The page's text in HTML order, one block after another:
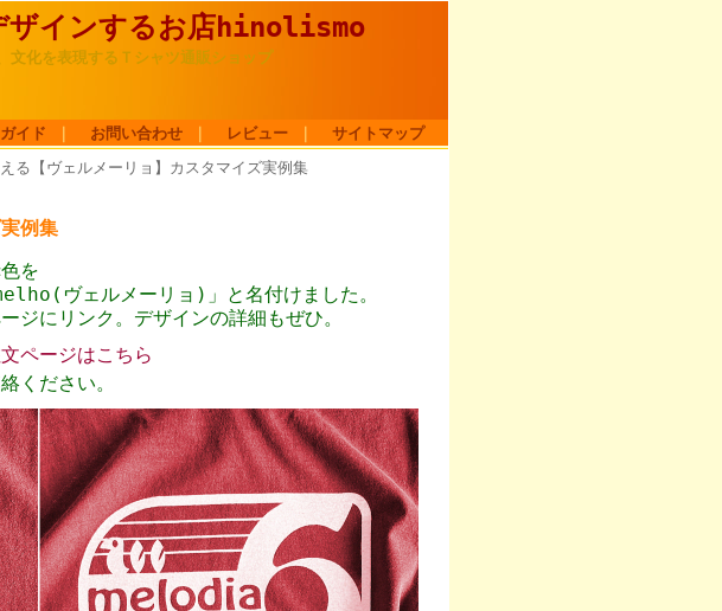
ザインするお店hinolismo
文化を表現するＴシャツ通販ショップ
イド お問い合わせ レビュー サイトマップ
る【ヴェルメーリョ】カスタマイズ実例集
例集
を
ヴェルメーリョ)」と名付けました。
ジにリンク。デザインの詳細もぜひ。
ページはこちら
ください。